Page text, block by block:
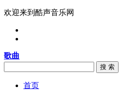
欢迎来到酷声音乐网
歌曲
搜 索
首页